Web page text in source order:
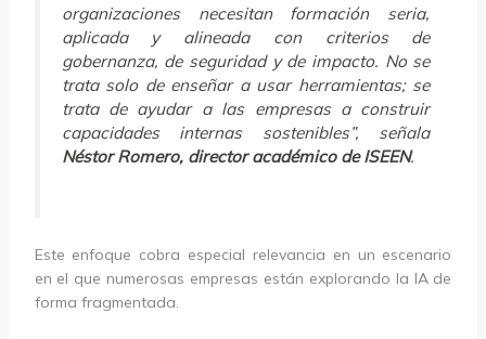
organizaciones necesitan formación seria,
aplicada y alineada con criterios de
gobernanza, de seguridad y de impacto. No se
trata solo de enseñar a usar herramientas; se
trata de ayudar a las empresas a construir
capacidades internas sostenibles”, señala
Néstor Romero, director académico de ISEEN.
Este enfoque cobra especial relevancia en un escenario
en el que numerosas empresas están explorando la IA de
forma fragmentada.